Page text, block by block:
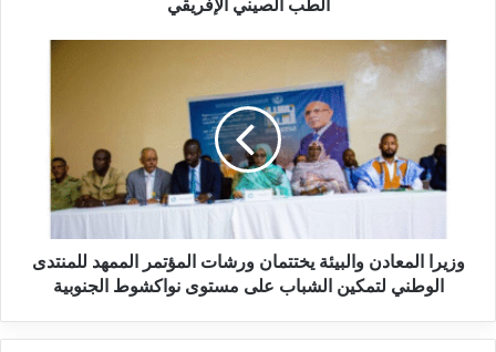
الطب الصيني الإفريقي
وزيرا المعادن والبيئة يختتمان ورشات المؤتمر الممهد للمنتدى
الوطني لتمكين الشباب على مستوى نواكشوط الجنوبية